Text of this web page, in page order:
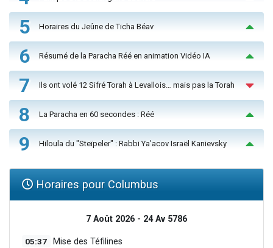
5 Horaires du Jeûne de Ticha Béav
6 Résumé de la Paracha Réé en animation Vidéo IA
7 Ils ont volé 12 Sifré Torah à Levallois… mais pas la Torah
8 La Paracha en 60 secondes : Réé
9 Hiloula du "Steïpeler" : Rabbi Ya’acov Israël Kanievsky
Horaires pour Columbus
7 Août 2026 - 24 Av 5786
05:37 Mise des Téfilines